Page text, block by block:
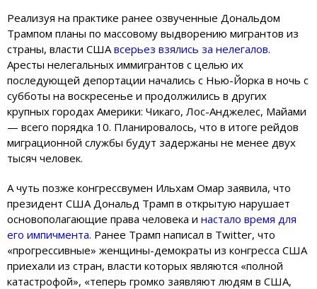
Реализуя на практике ранее озвученные Дональдом
Трампом планы по массовому выдворению мигрантов из
страны, власти США всерьез взялись за нелегалов.
Аресты нелегальных иммигрантов с целью их
последующей депортации начались с Нью-Йорка в ночь с
субботы на воскресенье и продолжились в других
крупных городах Америки: Чикаго, Лос-Анджелес, Майами
— всего порядка 10. Планировалось, что в итоге рейдов
миграционной службы будут задержаны не менее двух
тысяч человек.
А чуть позже конгрессвумен Ильхам Омар заявила, что
президент США Дональд Трамп в открытую нарушает
основополагающие права человека и настало время для
его импичмента. Ранее Трамп написал в Twitter, что
«прогрессивные» женщины-демократы из конгресса США
приехали из стран, власти которых являются «полной
катастрофой», «теперь громко заявляют людям в США,